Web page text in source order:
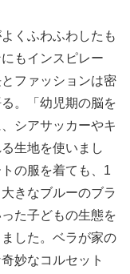
くふわふわしたも
もインスピレー
ファッションは密
。「幼児期の脳を
シアサッカーやキ
生地を使いまし
の服を着ても、1
きなブルーのブラ
た子どもの生態を
した。ベラが家の
妙なコルセット